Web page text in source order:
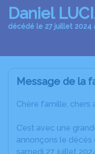
Daniel
décédé le 27 juillet 2024
Message de la
Chère famille, chers
C’est avec une
annonçons le décès
samedi 27 juillet